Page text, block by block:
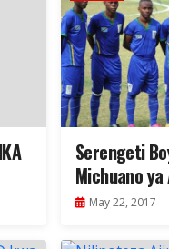
Serengeti
Michuano ya
May 22, 2017